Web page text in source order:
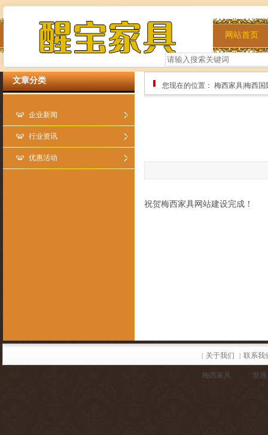
网站首页
文章分类
企业新闻
行业资讯
优惠活动
您现在的位置： 梅西家具|梅西国
祝贺梅西家具网站建设完成！
梅西家具 世
| 关于我们 | 联系我